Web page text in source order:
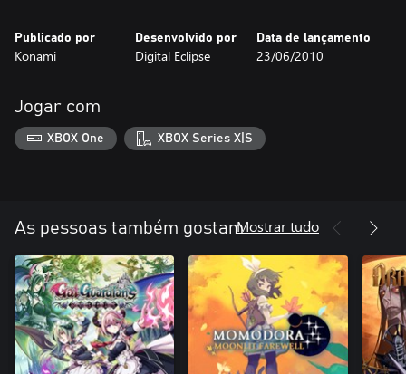
Publicado por
Konami
Desenvolvido por
Digital Eclipse
Data de lançamento
23/06/2010
Jogar com
XBOX One XBOX Series X|S
As pessoas também gostamMostrar tudo